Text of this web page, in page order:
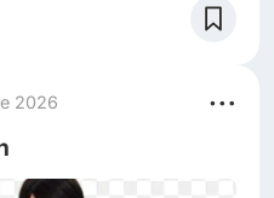
de imprudente no
al menos
con ellos. _ Como
dijo Strikler
2026